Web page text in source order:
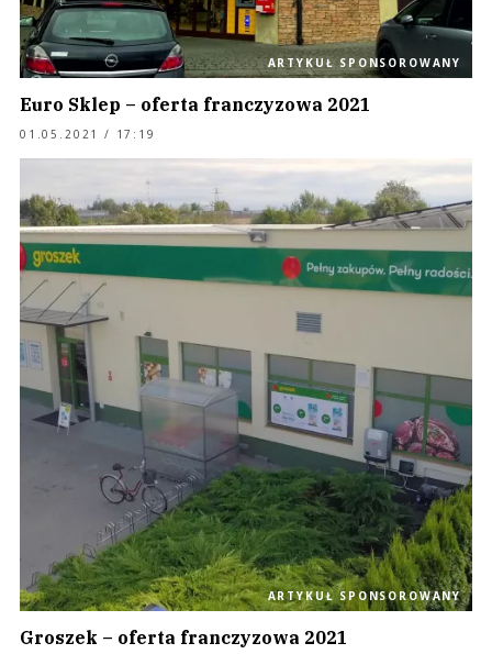
ARTYKUŁ SPONSOROWANY
Euro Sklep – oferta franczyzowa 2021
01.05.2021 / 17:19
ARTYKUŁ SPONSOROWANY
Groszek – oferta franczyzowa 2021